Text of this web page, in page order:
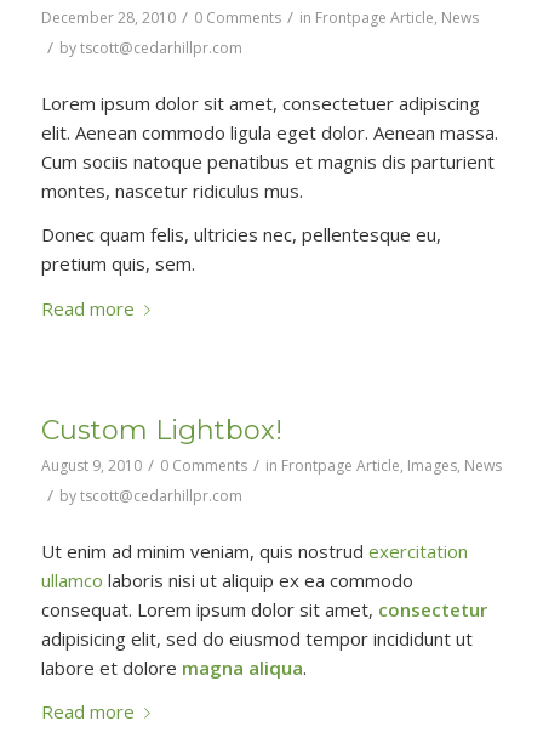
December 28, 2010 / 0 Comments / in Frontpage Article, News
/ bytscott@cedarhillpr.com
Lorem ipsum dolor sit amet, consectetuer adipiscing
elit. Aenean commodo ligula eget dolor. Aenean massa.
Cum sociis natoque penatibus et magnis dis parturient
montes, nascetur ridiculus mus.
Donec quam felis, ultricies nec, pellentesque eu,
pretium quis, sem.
Read more
Custom Lightbox!
August 9, 2010 / 0 Comments / in Frontpage Article, Images, News
/ bytscott@cedarhillpr.com
Ut enim ad minim veniam, quis nostrud exercitation
ullamco laboris nisi ut aliquip ex ea commodo
consequat. Lorem ipsum dolor sit amet, consectetur
adipisicing elit, sed do eiusmod tempor incididunt ut
labore et dolore magna aliqua.
Read more